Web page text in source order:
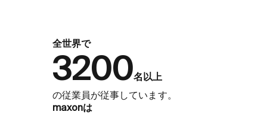
全世界で
3200名以上
の従業員が従事しています。
maxonは